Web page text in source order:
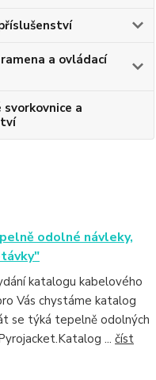
a ovládací
svorkovnice a
odolné návleky,
katalogu kabelového
Vás chystáme katalog
se týká tepelně odolných
... číst